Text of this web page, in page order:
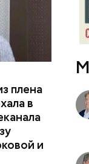
плена
в
и
их